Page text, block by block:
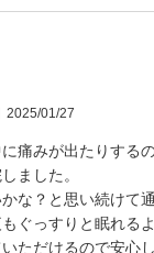
2025/01/27
痛みが出たりする
ました。
な？と思い続けて
ぐっすりと眠れる
ただけるので安心